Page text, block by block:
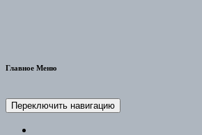
Главное Меню
Переключить навигацию